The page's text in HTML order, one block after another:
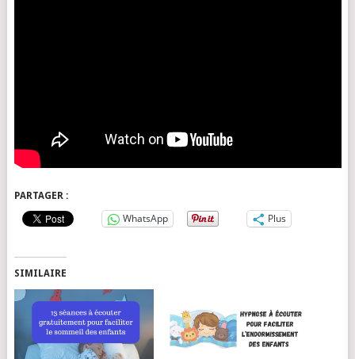
PARTAGER :
WhatsApp Plus
SIMILAIRE